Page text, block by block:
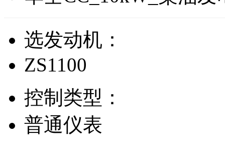
选发动机：
ZS1100
控制类型：
普通仪表